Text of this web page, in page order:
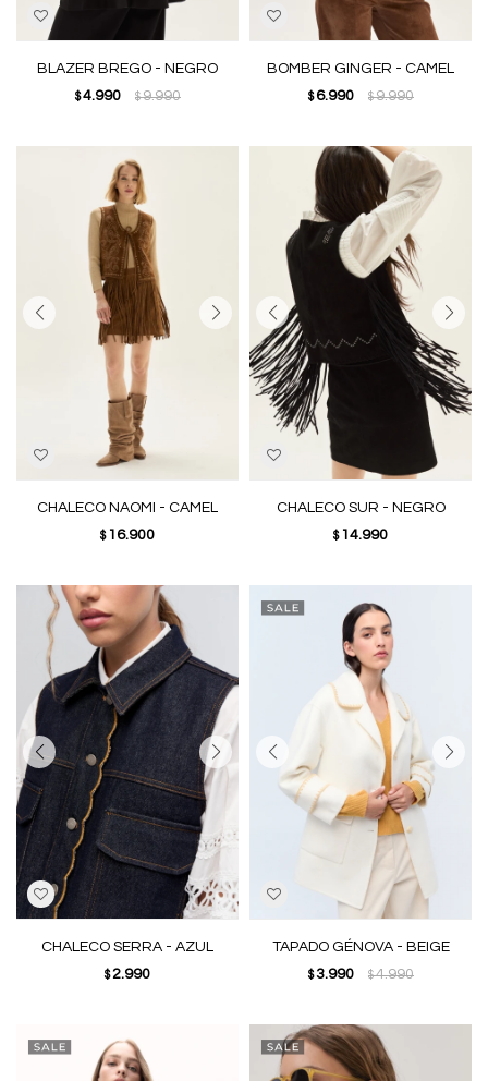
BLAZER BREGO - NEGRO
$ 4.990 $9.990
BOMBER GINGER - CAMEL
$ 6.990 $9.990
CHALECO NAOMI - CAMEL
$ 16.900
CHALECO SUR - NEGRO
$ 14.990
CHALECO SERRA - AZUL
$2.990
TAPADO GÉNOVA - BEIGE
$ 3.990 $4.990